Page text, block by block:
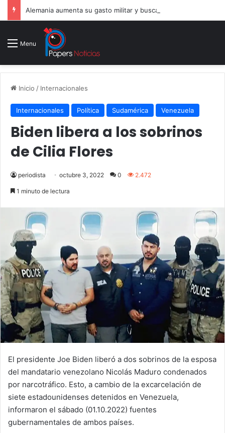
Menu
Inicio / Internacionales
Internacionales Política Sudamérica Venezuela
Biden libera a los sobrinos
de Cilia Flores
periodista octubre 3, 2022 0 2.472
1 minuto de lectura
El presidente Joe Biden liberó a dos sobrinos de la esposa
del mandatario venezolano Nicolás Maduro condenados
por narcotráfico. Esto, a cambio de la excarcelación de
siete estadounidenses detenidos en Venezuela,
informaron el sábado (01.10.2022) fuentes
gubernamentales de ambos países.